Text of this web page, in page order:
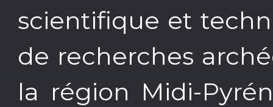
scientifique et
de recherches
la région Midi-